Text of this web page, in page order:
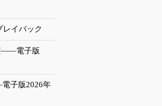
レイバック
――電子版
子版2026年